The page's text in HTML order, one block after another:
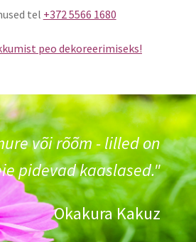
tel +372 5566 1680
peo dekoreerimiseks!
või rõõm - lilled on
pidevad kaaslased."
Okakura Kakuz